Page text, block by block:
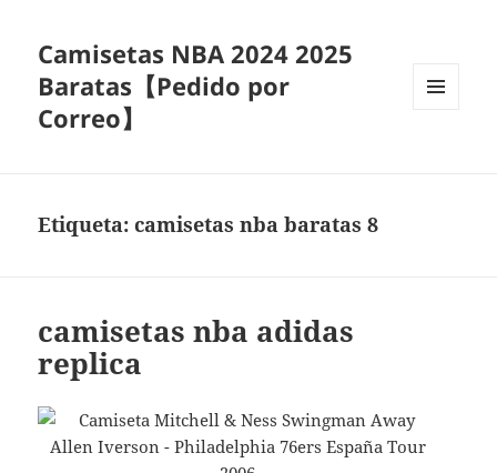
Camisetas NBA 2024 2025
Baratas【Pedido por
Correo】
Etiqueta:camisetas nba baratas 8
camisetas nba adidas
replica